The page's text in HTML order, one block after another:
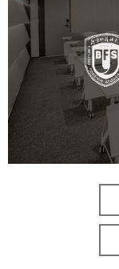
培训教育